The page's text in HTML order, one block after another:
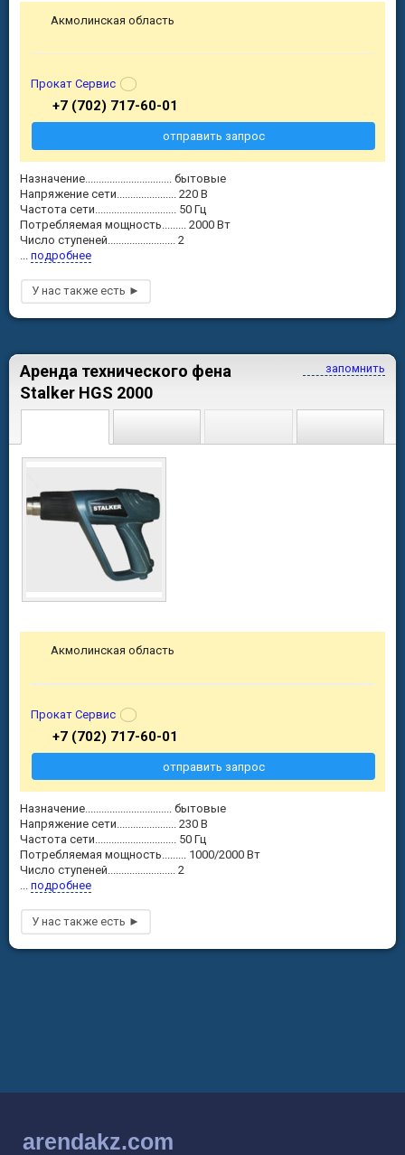
Назначение................................ бытовые
Напряжение сети...................... 220 В
Частота сети.............................. 50 Гц
Потребляемая мощность......... 2000 Вт
Число ступеней......................... 2
подробнее
Акмолинская область
Прокат Сервис
+7 (702) 717-60-01
отправить запрос
запомнить
Аренда технического фена
Stalker HGS 2000
Назначение................................ бытовые
Напряжение сети...................... 230 В
Частота сети.............................. 50 Гц
Потребляемая мощность......... 1000/2000 Вт
Число ступеней......................... 2
... подробнее
Акмолинская область
Прокат Сервис
+7 (702) 717-60-01
отправить запрос
arendakz.com